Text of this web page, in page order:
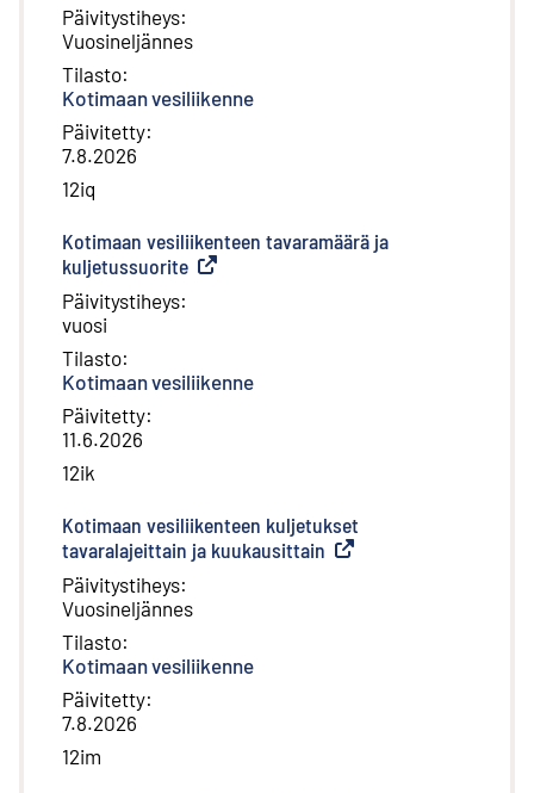
Päivitystiheys:
Vuosineljännes
Tilasto:
Kotimaan vesiliikenne
Päivitetty:
7.8.2026
12iq
Kotimaan vesiliikenteen tavaramäärä ja
kuljetussuorite Ulkoinen linkki
Päivitystiheys:
vuosi
Tilasto:
Kotimaan vesiliikenne
Päivitetty:
11.6.2026
12ik
Kotimaan vesiliikenteen kuljetukset
tavaralajeittain ja kuukausittain Ulkoinen linkki
Päivitystiheys:
Vuosineljännes
Tilasto:
Kotimaan vesiliikenne
Päivitetty:
7.8.2026
12im